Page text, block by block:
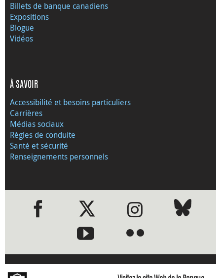
Billets de banque canadiens
Expositions
Blogue
Vidéos
À SAVOIR
Accessibilité et besoins particuliers
Carrières
Médias sociaux
Règles de conduite
Santé et sécurité
Renseignements personnels
●●